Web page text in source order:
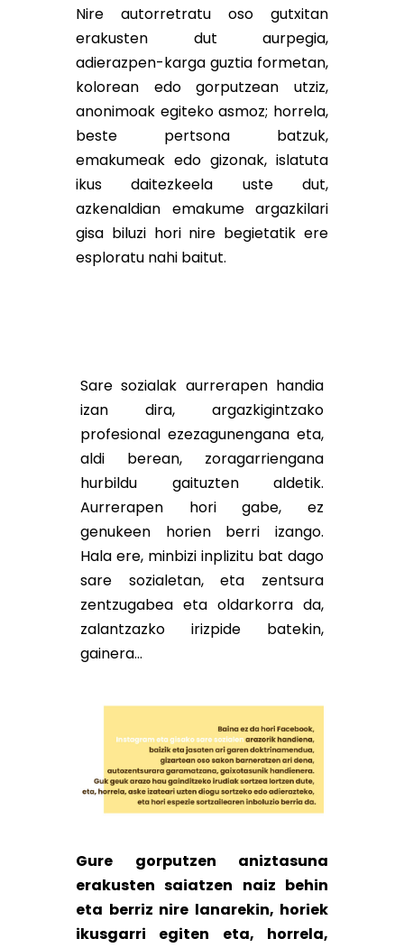
Nire autorretratu oso gutxitan
erakusten dut aurpegia,
adierazpen-karga guztia formetan,
kolorean edo gorputzean utziz,
anonimoak egiteko asmoz; horrela,
beste pertsona batzuk,
emakumeak edo gizonak, islatuta
ikus daitezkeela uste dut,
azkenaldian emakume argazkilari
gisa biluzi hori nire begietatik ere
esploratu nahi baitut.
Sare sozialak aurrerapen handia
izan dira, argazkigintzako
profesional ezezagunengana eta,
aldi berean, zoragarriengana
hurbildu gaituzten aldetik.
Aurrerapen hori gabe, ez
genukeen horien berri izango.
Hala ere, minbizi inplizitu bat dago
sare sozialetan, eta zentsura
zentzugabea eta oldarkorra da,
zalantzazko irizpide batekin,
gainera…
Gure gorputzen aniztasuna
erakusten saiatzen naiz behin
eta berriz nire lanarekin, horiek
ikusgarri egiten eta, horrela,